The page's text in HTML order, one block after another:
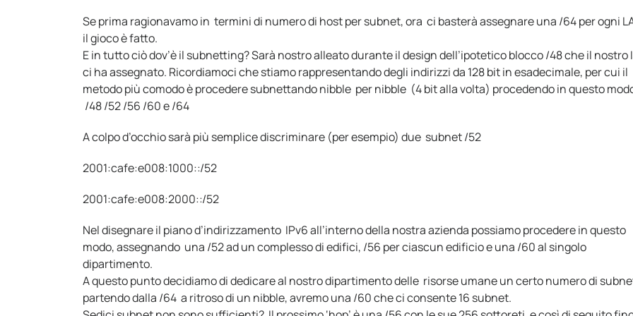
Se prima ragionavamo in termini di numero di host per subnet, ora ci basterà assegnare una /64 per ogni
il gioco è fatto.
E in tutto ciò dov’è il subnetting? Sarà nostro alleato durante il design dell’ipotetico blocco /48 che il nostro
ci ha assegnato. Ricordiamoci che stiamo rappresentando degli indirizzi da 128 bit in esadecimale, per cui il
metodo più comodo è procedere subnettando nibble per nibble (4 bit alla volta) procedendo in questo
/48 /52 /56 /60 e /64
A colpo d’occhio sarà più semplice discriminare (per esempio) due subnet /52
2001:cafe:e008:1000::/52
2001:cafe:e008:2000::/52
Nel disegnare il piano d’indirizzamento IPv6 all’interno della nostra azienda possiamo procedere in questo
modo, assegnando una /52 ad un complesso di edifici, /56 per ciascun edificio e una /60 al singolo
dipartimento.
A questo punto decidiamo di dedicare al nostro dipartimento delle risorse umane un certo numero di
partendo dalla /64 a ritroso di un nibble, avremo una /60 che ci consente 16 subnet.